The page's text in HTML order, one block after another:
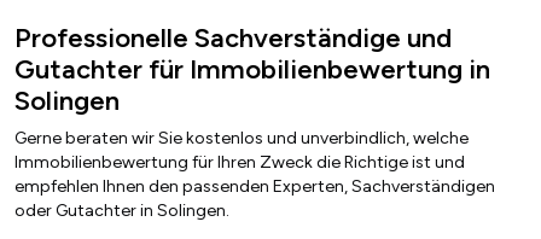
Professionelle Sachverständige und
Gutachter für Immobilienbewertung in
Solingen
Gerne beraten wir Sie kostenlos und unverbindlich, welche
Immobilienbewertung für Ihren Zweck die Richtige ist und
empfehlen Ihnen den passenden Experten, Sachverständigen
oder Gutachter in Solingen.